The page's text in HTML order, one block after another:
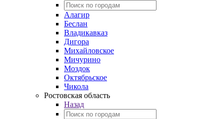
Алагир
Беслан
Владикавказ
Дигора
Михайловское
Мичурино
Моздок
Октябрьское
Чикола
Ростовская область
Назад